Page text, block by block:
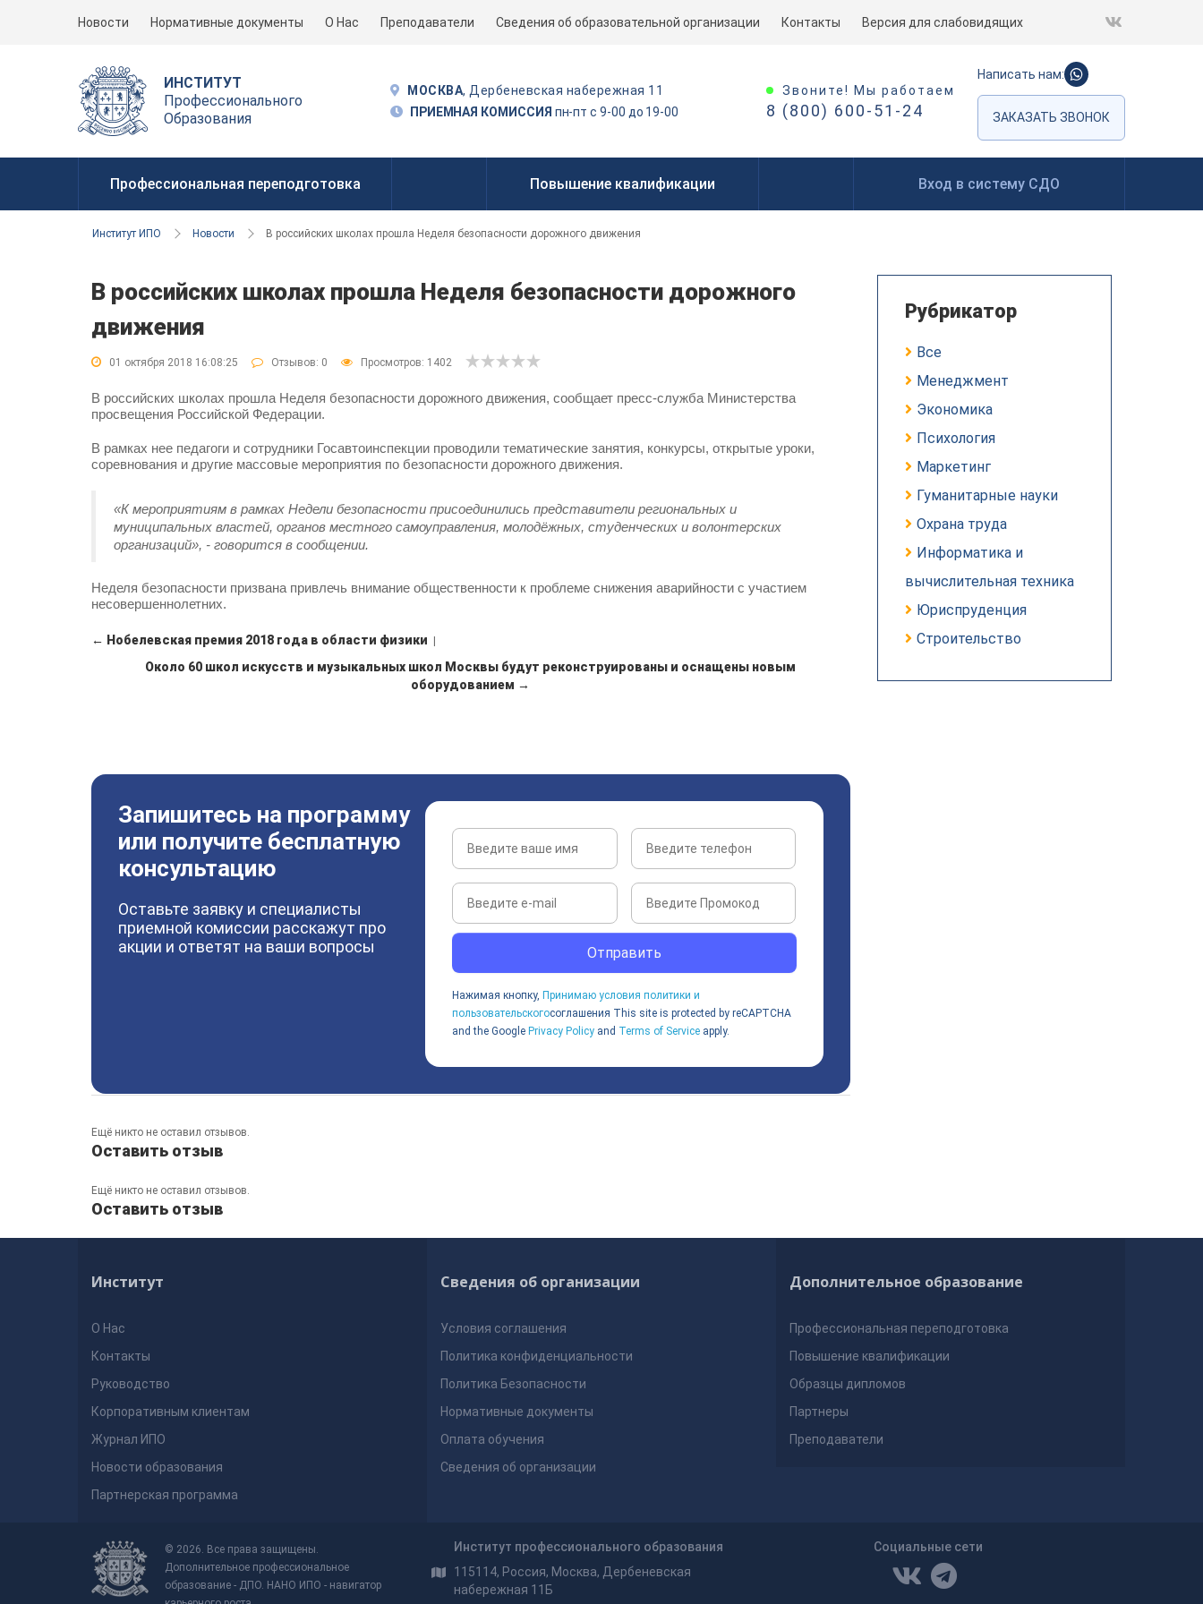
Новости Нормативные документы О Нас Преподаватели Сведения об образовательной организации Контакты Версия для слабовидящих
ИНСТИТУТ
Профессионального
Образования
МОСКВА, Дербеневская набережная 11
ПРИЕМНАЯ КОМИССИЯ пн-пт с 9-00 до 19-00
Звоните! Мы работаем
8 (800) 600-51-24
Написать нам:
ЗАКАЗАТЬ ЗВОНОК
Профессиональная переподготовка Повышение квалификации Вход в систему СДО
Институт ИПО Новости В российских школах прошла Неделя безопасности дорожного движения
В российских школах прошла Неделя безопасности дорожного
движения
01 октября 2018 16:08:25 Отзывов: 0 Просмотров: 1402
В российских школах прошла Неделя безопасности дорожного движения, сообщает пресс-служба Министерства
просвещения Российской Федерации.
В рамках нее педагоги и сотрудники Госавтоинспекции проводили тематические занятия, конкурсы, открытые уроки,
соревнования и другие массовые мероприятия по безопасности дорожного движения.
«К мероприятиям в рамках Недели безопасности присоединились представители региональных и
муниципальных властей, органов местного самоуправления, молодёжных, студенческих и волонтерских
организаций», - говорится в сообщении.
Неделя безопасности призвана привлечь внимание общественности к проблеме снижения аварийности с участием
несовершеннолетних.
← Нобелевская премия 2018 года в области физики
Около 60 школ искусств и музыкальных школ Москвы будут реконструированы и оснащены новым
оборудованием →
Запишитесь на программу
или получите бесплатную
консультацию
Оставьте заявку и специалисты
приемной комиссии расскажут про
акции и ответят на ваши вопросы
Отправить
Нажимая кнопку, Принимаю условия политики и
пользовательскогосоглашения This site is protected by reCAPTCHA
and the Google Privacy Policyand Terms of Serviceapply.
Ещё никто не оставил отзывов.
Оставить отзыв
Ещё никто не оставил отзывов.
Оставить отзыв
Рубрикатор
Все
Менеджмент
Экономика
Психология
Маркетинг
Гуманитарные науки
Охрана труда
Информатика и
вычислительная техника
Юриспруденция
Строительство
Институт
О Нас
Контакты
Руководство
Корпоративным клиентам
Журнал ИПО
Новости образования
Партнерская программа
Сведения об организации
Условия соглашения
Политика конфиденциальности
Политика Безопасности
Нормативные документы
Оплата обучения
Сведения об организации
Дополнительное образование
Профессиональная переподготовка
Повышение квалификации
Образцы дипломов
Партнеры
Преподаватели
© 2026. Все права защищены.
Дополнительное профессиональное
образование - ДПО. НАНО ИПО - навигатор
Институт профессионального образования
115114, Россия, Москва, Дербеневская
набережная 11Б
Социальные сети